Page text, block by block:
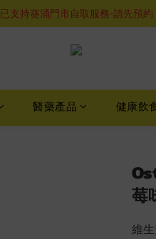
購物滿$460即享順豐免運費服務
已支持葵涌門市自取服務-請先預約
醫藥產品 健康飲
莓
維